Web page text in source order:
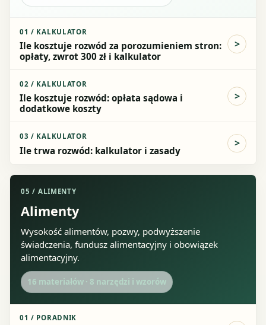
01 / KALKULATOR
Ile kosztuje rozwód za porozumieniem stron:
opłaty, zwrot 300 zł i kalkulator
02 / KALKULATOR
Ile kosztuje rozwód: opłata sądowa i
dodatkowe koszty
03 / KALKULATOR
Ile trwa rozwód: kalkulator i zasady
05 / ALIMENTY
Alimenty
Wysokość alimentów, pozwy, podwyższenie
świadczenia, fundusz alimentacyjny i obowiązek
alimentacyjny.
16 materiałów · 8 narzędzi i wzorów
01 / PORADNIK